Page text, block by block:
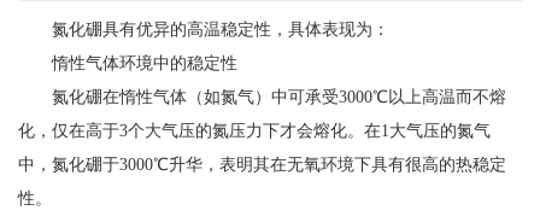
氮化硼具有优异的高温稳定性，具体表现为：
惰性气体环境中的稳定性
氮化硼在惰性气体（如氮气）中可承受3000℃以上高温而不熔
化，仅在高于3个大气压的氮压力下才会熔化。在1大气压的氮气
中，氮化硼于3000℃升华，表明其在无氧环境下具有很高的热稳定
性。